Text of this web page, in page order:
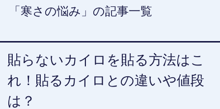
「寒さの悩み」の記事一覧
貼らないカイロを貼る方法はこ
れ！貼るカイロとの違いや値段
は？